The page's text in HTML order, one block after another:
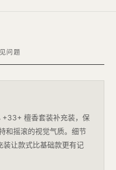
问题
檀香套装补充装，保
和摇滚的视觉气质。细节
装让款式比基础款更有记